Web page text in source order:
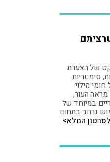
של הצערת
סימטריות
חומי מילוי
העור,
במיוחד של
נרחב בתחום
לסרטון המלא>